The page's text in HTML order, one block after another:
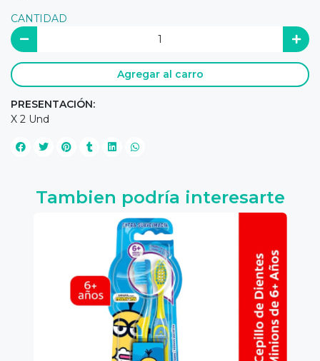
CANTIDAD
Agregar al carro
PRESENTACIÓN:
X 2 Und
Tambien podría interesarte